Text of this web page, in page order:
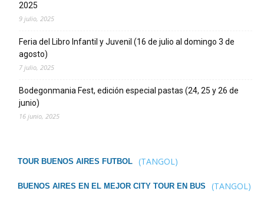
2025
9 julio, 2025
Feria del Libro Infantil y Juvenil (16 de julio al domingo 3 de
agosto)
7 julio, 2025
Bodegonmania Fest, edición especial pastas (24, 25 y 26 de
junio)
16 junio, 2025
TOUR BUENOS AIRES FUTBOL (TANGOL)
BUENOS AIRES EN EL MEJOR CITY TOUR EN BUS (TANGOL)